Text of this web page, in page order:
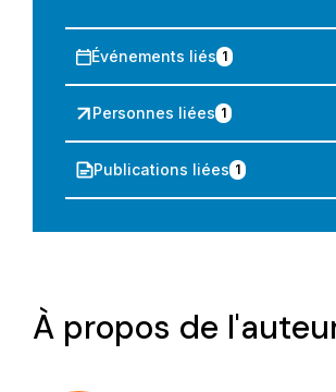
Événements liés 1
Personnes liées 1
Publications liées 1
À propos de